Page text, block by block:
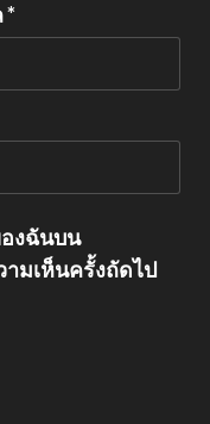
*
งฉันบน
ามเห็นครั้งถัดไป